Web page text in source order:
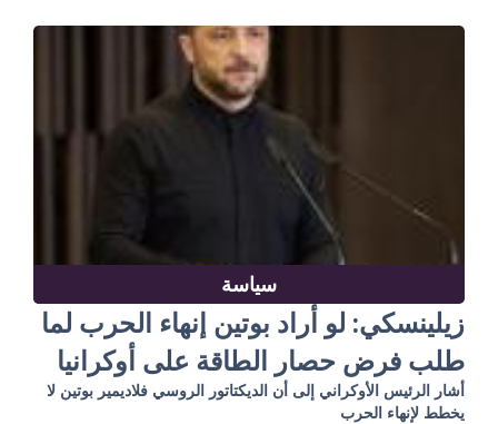
سياسة
زيلينسكي: لو أراد بوتين إنهاء الحرب لما
طلب فرض حصار الطاقة على أوكرانيا
أشار الرئيس الأوكراني إلى أن الديكتاتور الروسي فلاديمير بوتين لا
يخطط لإنهاء الحرب